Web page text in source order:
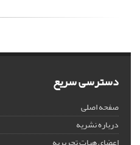
دسترسی سریع
صفحه اصلی
درباره نشریه